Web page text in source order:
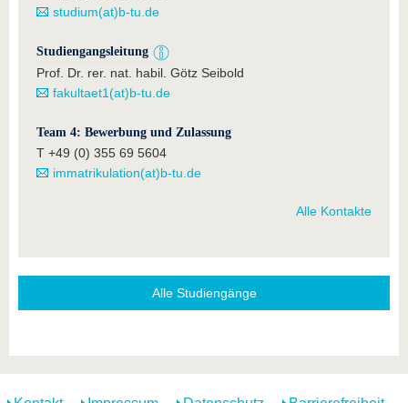
studium(at)b-tu.de
Studiengangsleitung
Prof. Dr. rer. nat. habil. Götz Seibold
fakultaet1(at)b-tu.de
Team 4: Bewerbung und Zulassung
T +49 (0) 355 69 5604
immatrikulation(at)b-tu.de
Alle Kontakte
Alle Studiengänge